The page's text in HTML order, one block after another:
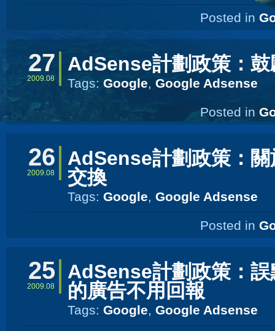
Posted in
27
2009.08
AdSense計劃政策：鼓
Tags: Google, Google Adsense
Posted in
26
2009.08
AdSense計劃政策：關
交換
Tags: Google, Google Adsense
Posted in
25
2009.08
AdSense計劃政策：誤
的廣告不用回報
Tags: Google, Google Adsense